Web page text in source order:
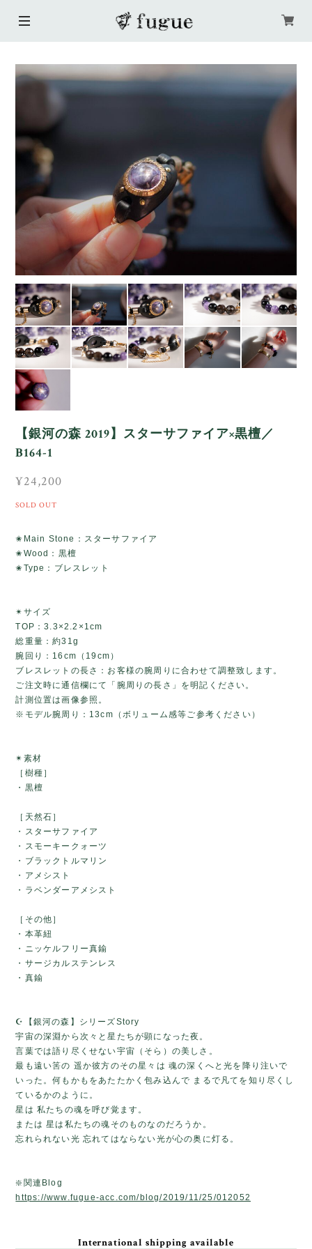
【銀河の森 2019】スターサファイア×黒檀／
B164-1
¥24,200
SOLD OUT
✬Main Stone：スターサファイア
✬Wood：黒檀
✬Type：ブレスレット
✴サイズ
TOP：3.3×2.2×1cm
総重量：約31g
腕回り：16cm（19cm）
ブレスレットの長さ：お客様の腕周りに合わせて調整致します。
ご注文時に通信欄にて「腕周りの長さ」を明記ください。
計測位置は画像参照。
※モデル腕周り：13cm（ボリューム感等ご参考ください）
✴素材
［樹種］
・黒檀
［天然石］
・スターサファイア
・スモーキークォーツ
・ブラックトルマリン
・アメシスト
・ラベンダーアメシスト
［その他］
・本革紐
・ニッケルフリー真鍮
・サージカルステンレス
・真鍮
☪️【銀河の森】シリーズStory
宇宙の深淵から次々と星たちが顕になった夜。
言葉では語り尽くせない宇宙（そら）の美しさ。
最も遠い筈の 遥か彼方のその星々は 魂の深くへと光を降り注いで
いった。何もかもをあたたかく包み込んで まるで凡てを知り尽くし
ているかのように。
星は 私たちの魂を呼び覚ます。
または 星は私たちの魂そのものなのだろうか。
忘れられない光 忘れてはならない光が心の奥に灯る。
❇️関連Blog
https://www.fugue-acc.com/blog/2019/11/25/012052
International shipping available